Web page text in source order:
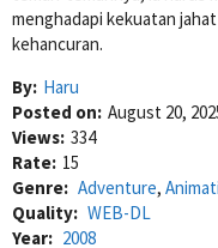
menghadapi kekuatan
kehancuran.
By: Haru
Posted on: August 20,
Views: 334
Rate: 15
Genre: Adventure,
Quality: WEB-DL
Year: 2008